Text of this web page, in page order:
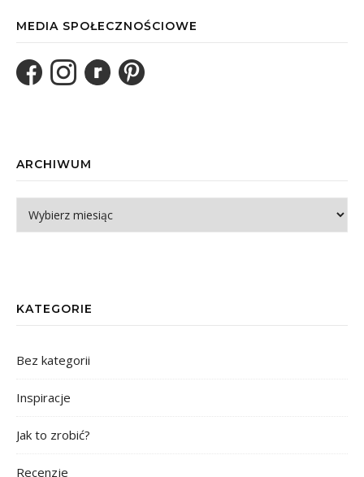
MEDIA SPOŁECZNOŚCIOWE
ARCHIWUM
Archiwum
KATEGORIE
Bez kategorii
Inspiracje
Jak to zrobić?
Recenzje